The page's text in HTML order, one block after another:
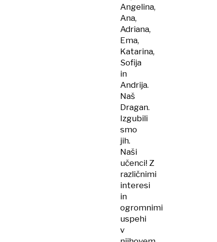
Angelina,
Ana,
Adriana,
Ema,
Katarina,
Sofija
in
Andrija.
Naš
Dragan.
Izgubili
smo
jih.
Naši
učenci! Z
različnimi
interesi
in
ogromnimi
uspehi
v